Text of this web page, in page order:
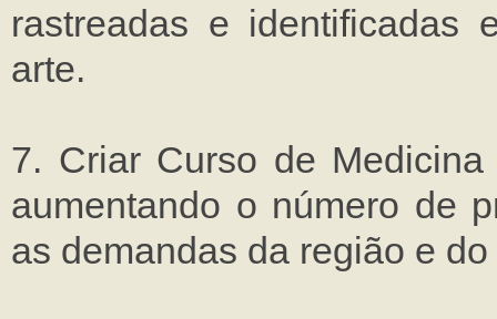
rastreadas e identificadas
arte.
7. Criar Curso de
aumentando o número de
as demandas da região e